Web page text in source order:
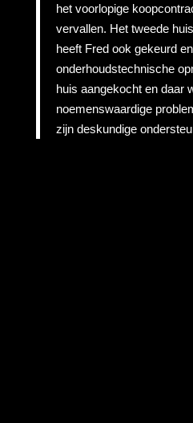
het voorlopige
vervallen. Het tweede
heeft Fred ook gekeurd
onderhoudstechnische
huis aangekocht en daar
noemenswaardige
zijn deskundige